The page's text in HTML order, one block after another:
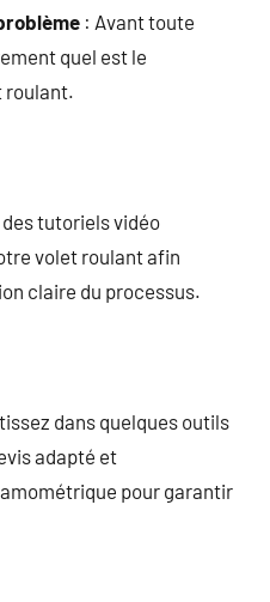
: Avant toute
quel est le
roulant.
tutoriels vidéo
volet roulant afin
claire du processus.
dans quelques outils
adapté et
pour garantir